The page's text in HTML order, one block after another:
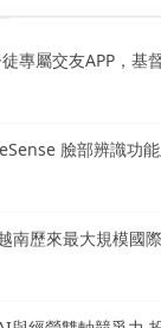
專屬交友APP，基
臉部辨識功
南歷來最大規模國